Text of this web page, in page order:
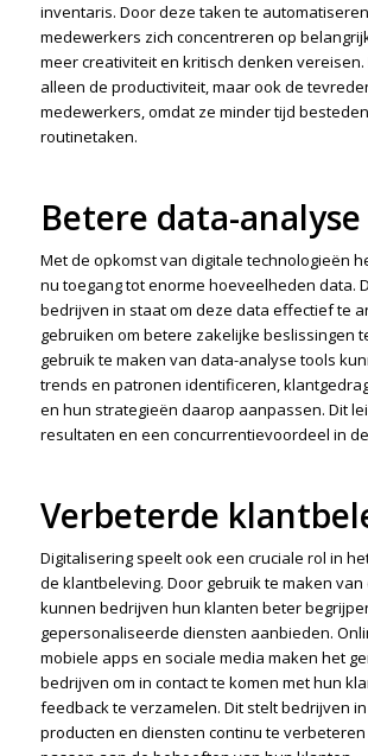
inventaris. Door deze taken te
medewerkers zich concentreren op
meer creativiteit en kritisch denken
alleen de productiviteit, maar ook de
medewerkers, omdat ze minder tijd
routinetaken.
Betere data-analyse
Met de opkomst van digitale technologieën
nu toegang tot enorme hoeveelheden data.
bedrijven in staat om deze data effectief te
gebruiken om betere zakelijke beslissingen
gebruik te maken van data-analyse tools
trends en patronen identificeren,
en hun strategieën daarop aanpassen. Dit
resultaten en een concurrentievoordeel in
Verbeterde
Digitalisering speelt ook een cruciale rol in
de klantbeleving. Door gebruik te maken van
kunnen bedrijven hun klanten beter
gepersonaliseerde diensten aanbieden.
mobiele apps en sociale media maken het
bedrijven om in contact te komen met hun
feedback te verzamelen. Dit stelt bedrijven
producten en diensten continu te